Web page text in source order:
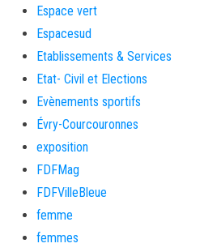
Espace vert
Espacesud
Etablissements & Services
Etat- Civil et Elections
Evènements sportifs
Évry-Courcouronnes
exposition
FDFMag
FDFVilleBleue
femme
femmes